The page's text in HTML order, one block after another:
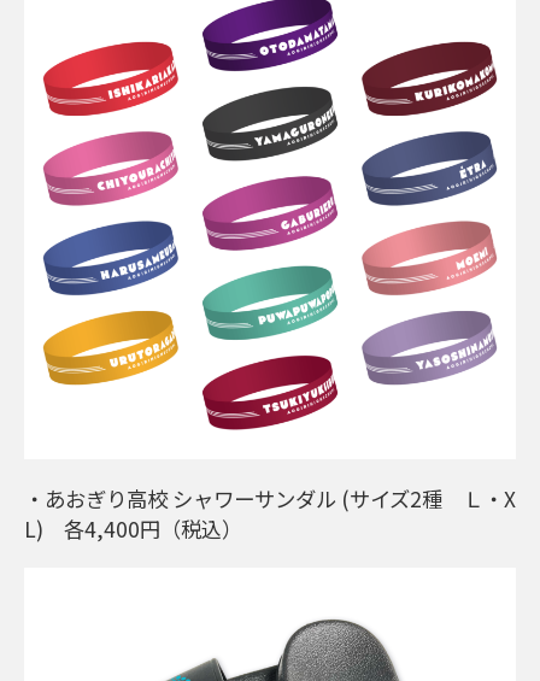
・あおぎり高校 シャワーサンダル (サイズ2種 Ｌ・X
L) 各4,400円（税込）